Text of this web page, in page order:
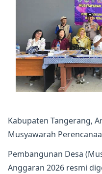
Kabupaten Tangerang,
Musyawarah
Pembangunan Desa
Anggaran 2026 resmi